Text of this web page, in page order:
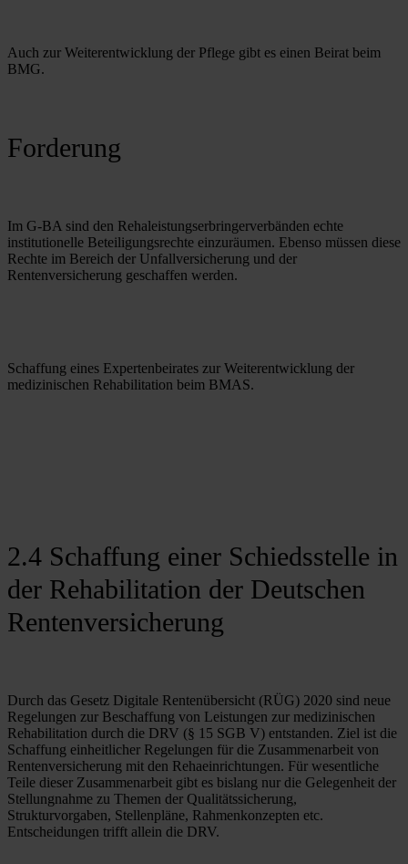
Auch zur Weiterentwicklung der Pflege gibt es einen Beirat beim
BMG.
Forderung
Im G-BA sind den Rehaleistungserbringerverbänden echte
institutionelle Beteiligungsrechte einzuräumen. Ebenso müssen diese
Rechte im Bereich der Unfallversicherung und der
Rentenversicherung geschaffen werden.
Schaffung eines Expertenbeirates zur Weiterentwicklung der
medizinischen Rehabilitation beim BMAS.
2.4 Schaffung einer Schiedsstelle in
der Rehabilitation der Deutschen
Rentenversicherung
Durch das Gesetz Digitale Rentenübersicht (RÜG) 2020 sind neue
Regelungen zur Beschaffung von Leistungen zur medizinischen
Rehabilitation durch die DRV (§ 15 SGB V) entstanden. Ziel ist die
Schaffung einheitlicher Regelungen für die Zusammenarbeit von
Rentenversicherung mit den Rehaeinrichtungen. Für wesentliche
Teile dieser Zusammenarbeit gibt es bislang nur die Gelegenheit der
Stellungnahme zu Themen der Qualitätssicherung,
Strukturvorgaben, Stellenpläne, Rahmenkonzepten etc.
Entscheidungen trifft allein die DRV.